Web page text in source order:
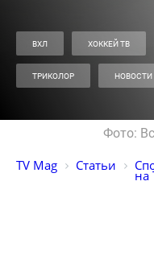
ВХЛ ХОККЕЙ ТВ
ТРИКОЛОР НОВОСТИ
Фото:
TV Mag Статьи
на